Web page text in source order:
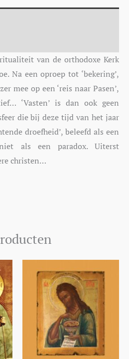
van de orthodoxe Kerk
Na een oproep tot ‘bekering’,
mee op een ‘reis naar Pasen’,
‘Vasten’ is dan ook geen
die bij deze tijd van het jaar
droefheid’, beleefd als een
als een paradox. Uiterst
christen…
€7,99
tot
€17,99
product
meerdere
variaties.
Deze
optie